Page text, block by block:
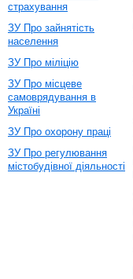
страхування
ЗУ Про зайнятість
населення
ЗУ Про міліцію
ЗУ Про місцеве
самоврядування в
Україні
ЗУ Про охорону праці
ЗУ Про регулювання
містобудівної діяльності